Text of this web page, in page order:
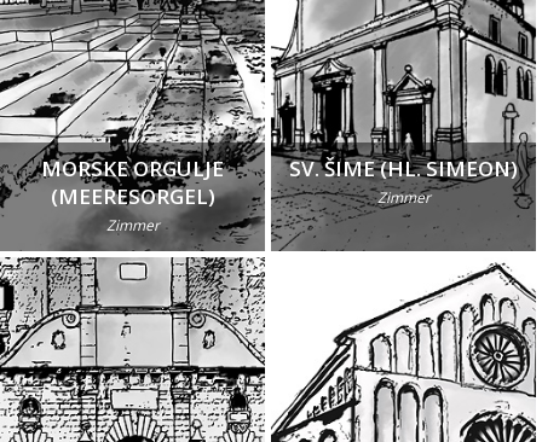
MORSKE ORGULJE
(MEERESORGEL)
Zimmer
SV. ŠIME (HL. SIMEON)
Zimmer